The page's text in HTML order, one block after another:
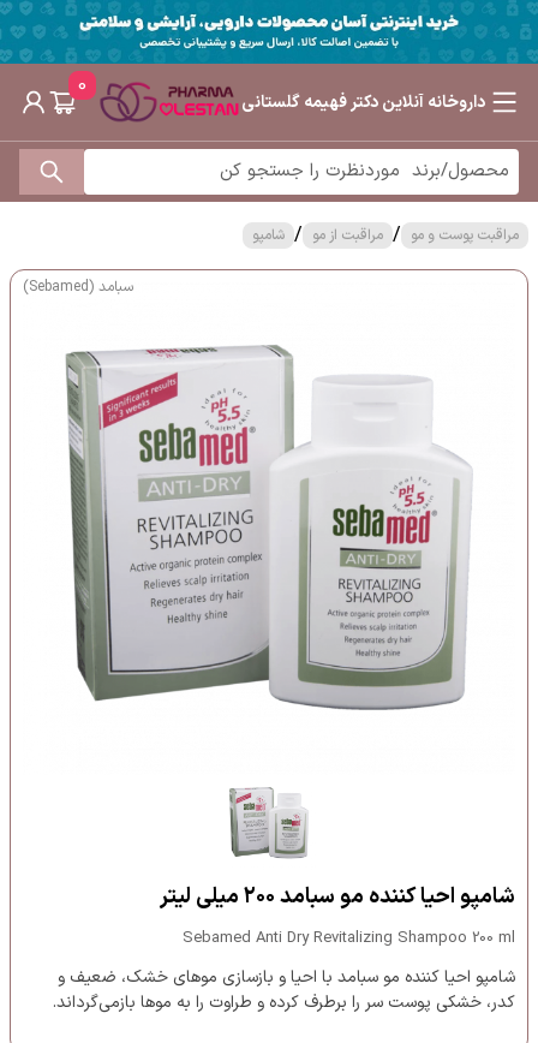
داروخانه آنلاین دکتر فهیمه گلستانی
0
مراقبت پوست و مو / مراقبت از مو / شامپو
سبامد (Sebamed)
شامپو احیا کننده مو سبامد ۲۰۰ میلی لیتر
Sebamed Anti Dry Revitalizing Shampoo 200 ml
شامپو احیا کننده مو سبامد با احیا و بازسازی موهای خشک، ضعیف و
کدر، خشکی پوست سر را برطرف کرده و طراوت را به موها بازمی‌گرداند.